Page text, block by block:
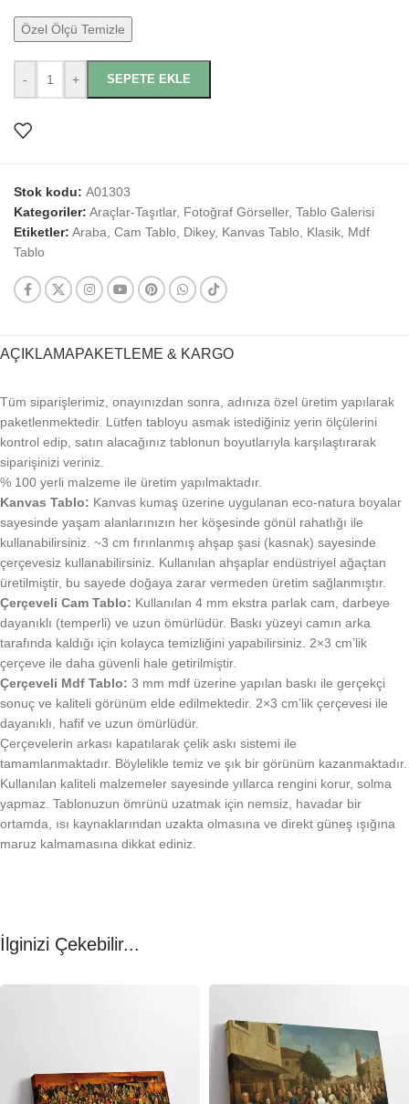
Özel Ölçü Temizle
- + SEPETE EKLE
Stok kodu: A01303
Kategoriler: Araçlar-Taşıtlar, Fotoğraf Görseller, Tablo Galerisi
Etiketler: Araba, Cam Tablo, Dikey, Kanvas Tablo, Klasik, Mdf
Tablo
AÇIKLAMAPAKETLEME & KARGO
Tüm siparişlerimiz, onayınızdan sonra, adınıza özel üretim yapılarak
paketlenmektedir. Lütfen tabloyu asmak istediğiniz yerin ölçülerini
kontrol edip, satın alacağınız tablonun boyutlarıyla karşılaştırarak
siparişinizi veriniz.
% 100 yerli malzeme ile üretim yapılmaktadır.
Kanvas Tablo: Kanvas kumaş üzerine uygulanan eco-natura boyalar
sayesinde yaşam alanlarınızın her köşesinde gönül rahatlığı ile
kullanabilirsiniz. ~3 cm fırınlanmış ahşap şasi (kasnak) sayesinde
çerçevesiz kullanabilirsiniz. Kullanılan ahşaplar endüstriyel ağaçtan
üretilmiştir, bu sayede doğaya zarar vermeden üretim sağlanmıştır.
Çerçeveli Cam Tablo: Kullanılan 4 mm ekstra parlak cam, darbeye
dayanıklı (temperli) ve uzun ömürlüdür. Baskı yüzeyi camın arka
tarafında kaldığı için kolayca temizliğini yapabilirsiniz. 2×3 cm’lik
çerçeve ile daha güvenli hale getirilmiştir.
Çerçeveli Mdf Tablo: 3 mm mdf üzerine yapılan baskı ile gerçekçi
sonuç ve kaliteli görünüm elde edilmektedir. 2×3 cm’lik çerçevesi ile
dayanıklı, hafif ve uzun ömürlüdür.
Çerçevelerin arkası kapatılarak çelik askı sistemi ile
tamamlanmaktadır. Böylelikle temiz ve şık bir görünüm kazanmaktadır.
Kullanılan kaliteli malzemeler sayesinde yıllarca rengini korur, solma
yapmaz. Tablonuzun ömrünü uzatmak için nemsiz, havadar bir
ortamda, ısı kaynaklarından uzakta olmasına ve direkt güneş ışığına
maruz kalmamasına dikkat ediniz.
İlginizi Çekebilir...